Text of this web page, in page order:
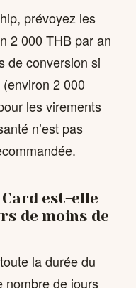
prévoyez les
2 000 THB par an
de conversion si
2 000
les virements
n’est pas
est-elle
de moins de
la durée du
nombre de jours